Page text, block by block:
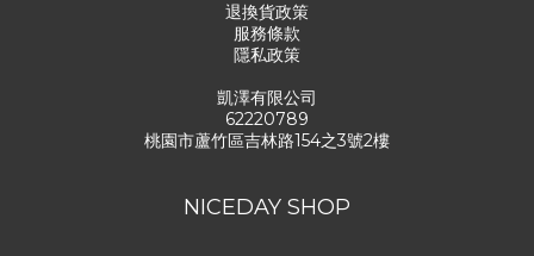
退換貨政策
服務條款
隱私政策
凱澤有限公司
62220789
桃園市蘆竹區吉林路154之3號2樓
NICEDAY SHOP